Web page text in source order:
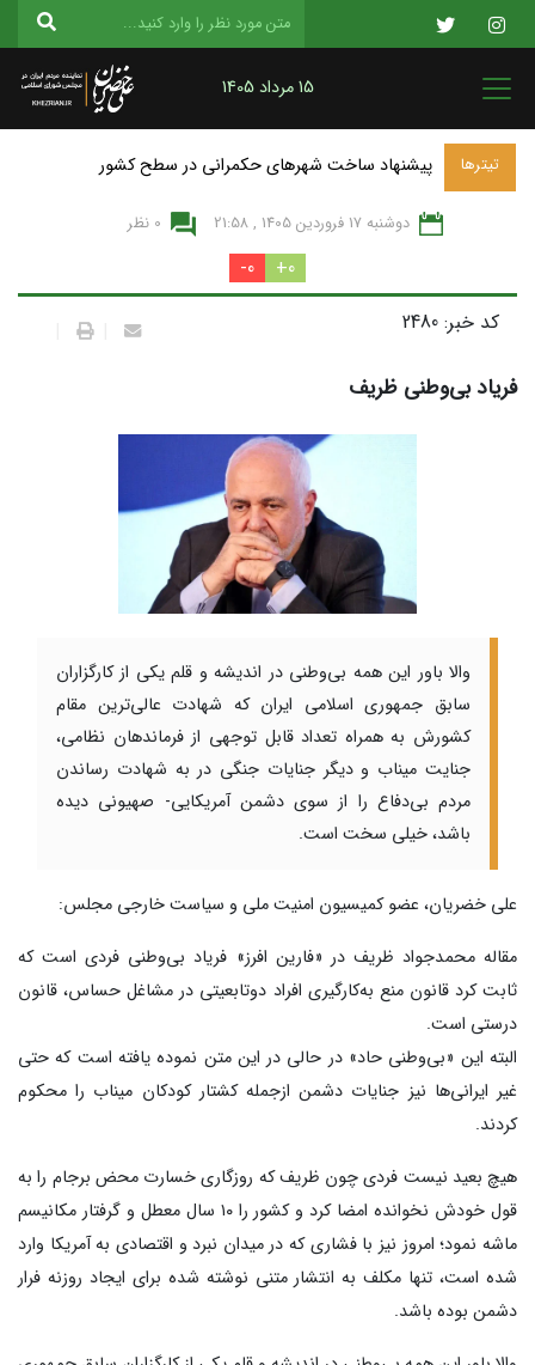
15 مرداد 1405
تیترها پیشنهاد ساخت شهرهای حکمرانی در سطح کشور
دوشنبه 17 فروردين 1405 , 21:58 0 نظر
0+
0-
کد خبر: 2480
فریاد بی‌وطنی ظریف
والا باور این همه بی‌وطنی در اندیشه و قلم یکی از کارگزاران
سابق جمهوری اسلامی ایران که شهادت عالی‌ترین مقام
کشورش به همراه تعداد قابل توجهی از فرماندهان نظامی،
جنایت میناب و دیگر جنایات جنگی در به شهادت رساندن
مردم بی‌دفاع را از سوی دشمن آمریکایی- صهیونی دیده
باشد، خیلی سخت است.
علی خضریان، عضو کمیسیون امنیت ملی و سیاست خارجی مجلس:
مقاله محمدجواد ظریف در «فارین افرز» فریاد بی‌وطنی فردی است که
ثابت کرد قانون منع به‌کارگیری افراد دوتابعیتی در مشاغل حساس، قانون
درستی است.
البته این «بی‌وطنی حاد» در حالی در این متن نموده یافته است که حتی
غیر ایرانی‌ها نیز جنایات دشمن ازجمله کشتار کودکان میناب را محکوم
کردند.
هیچ بعید نیست فردی چون ظریف که روزگاری خسارت محض برجام را به
قول خودش نخوانده امضا کرد و کشور را ۱۰ سال معطل و گرفتار مکانیسم
ماشه نمود؛ امروز نیز با فشاری که در میدان نبرد و اقتصادی به آمریکا وارد
شده است، تنها مکلف به انتشار متنی نوشته شده برای ایجاد روزنه فرار
دشمن بوده باشد.